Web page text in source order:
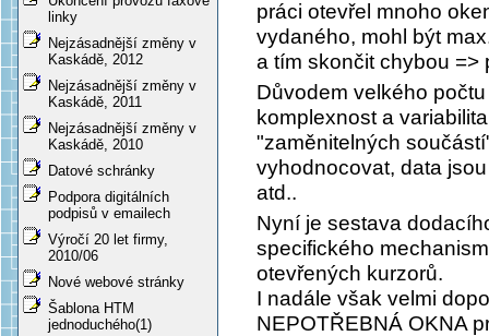
linky
Nejzásadnější změny v
Kaskádě, 2012
Nejzásadnější změny v
Kaskádě, 2011
Nejzásadnější změny v
Kaskádě, 2010
Datové schránky
Podpora digitálních
podpisů v emailech
Výročí 20 let firmy,
2010/06
Nové webové stránky
Šablona HTM
jednoduchého(1)
práci otevřel mnoho
vydaného, mohl být
a tím skončit chybou =>
Důvodem velkého
komplexnost a
"zaměnitelných
vyhodnocovat, data
atd..
Nyní je sestava
specifického
otevřených kurzorů.
I nadále však velmi
NEPOTŘEBNÁ OKNA